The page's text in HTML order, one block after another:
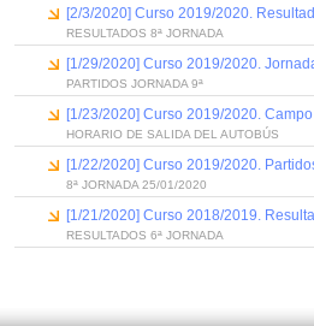
[2/3/2020] Curso 2019/2020.
RESULTADOS 8ª JORNADA
[1/29/2020] Curso 2019/2020.
PARTIDOS JORNADA 9ª
[1/23/2020] Curso 2019/2020.
HORARIO DE SALIDA DEL AUTOBÚS
[1/22/2020] Curso 2019/2020.
8ª JORNADA 25/01/2020
[1/21/2020] Curso 2018/2019.
RESULTADOS 6ª JORNADA